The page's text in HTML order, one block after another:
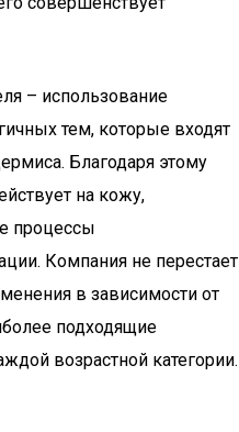
– использование
тем, которые входят
Благодаря этому
на кожу,
процессы
Компания не перестает
в зависимости от
подходящие
возрастной категории.